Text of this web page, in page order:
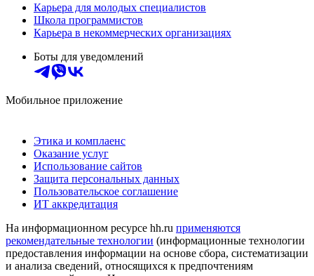
Карьера для молодых специалистов
Школа программистов
Карьера в некоммерческих организациях
Боты для уведомлений
Мобильное приложение
Этика и комплаенс
Оказание услуг
Использование сайтов
Защита персональных данных
Пользовательское соглашение
ИТ аккредитация
На информационном ресурсе hh.ru применяются
рекомендательные технологии (информационные технологии
предоставления информации на основе сбора, систематизации
и анализа сведений, относящихся к предпочтениям